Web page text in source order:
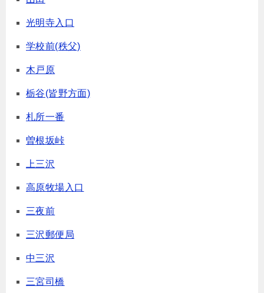
光明寺入口
学校前(秩父)
木戸原
栃谷(皆野方面)
札所一番
曽根坂峠
上三沢
高原牧場入口
三夜前
三沢郵便局
中三沢
三宮司橋